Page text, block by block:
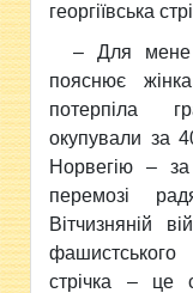
георгіївська
– Для
пояснює
потерпіла
окупували за
Норвегію – за
перемозі
Вітчизняній
стрічка – це